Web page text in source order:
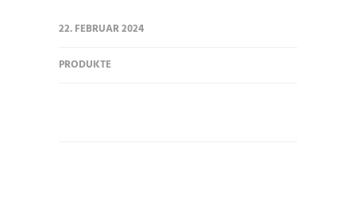
22. FEBRUAR 2024
PRODUKTE